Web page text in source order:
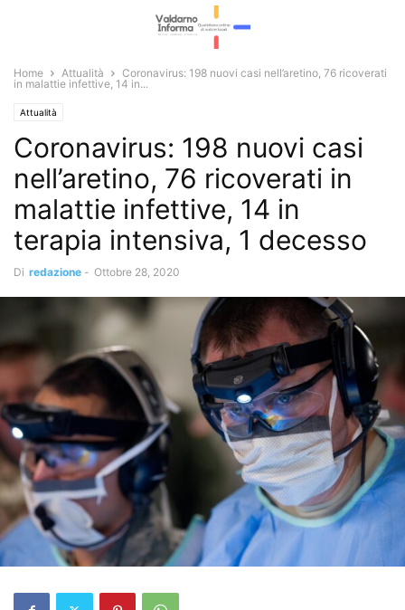
Home Attualità
Coronavirus: 198 nuovi casi nell’aretino, 76 ricoverati
in malattie infettive, 14 in...
Attualità
Coronavirus: 198 nuovi casi
nell’aretino, 76 ricoverati in
malattie infettive, 14 in
terapia intensiva, 1 decesso
Di redazione - Ottobre 28, 2020